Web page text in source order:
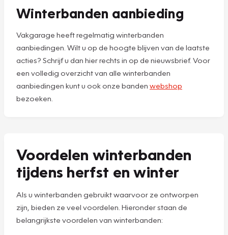
Winterbanden aanbieding
Vakgarage heeft regelmatig winterbanden
aanbiedingen. Wilt u op de hoogte blijven van de laatste
acties? Schrijf u dan hier rechts in op de nieuwsbrief. Voor
een volledig overzicht van alle winterbanden
aanbiedingen kunt u ook onze banden webshop
bezoeken.
Voordelen winterbanden
tijdens herfst en winter
Als u winterbanden gebruikt waarvoor ze ontworpen
zijn, bieden ze veel voordelen. Hieronder staan de
belangrijkste voordelen van winterbanden: